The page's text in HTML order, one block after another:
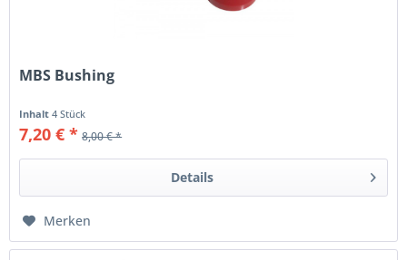
MBS Bushing
Inhalt4 Stück
7,20 € * 8,00 € *
Details
Merken